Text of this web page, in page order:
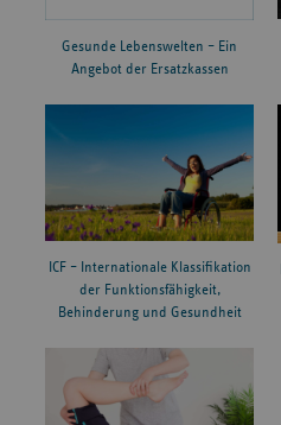
Gesunde Lebenswelten – Ein
Angebot der Ersatzkassen
ICF – Internationale Klassifikation
der Funktionsfähigkeit,
Behinderung und Gesundheit